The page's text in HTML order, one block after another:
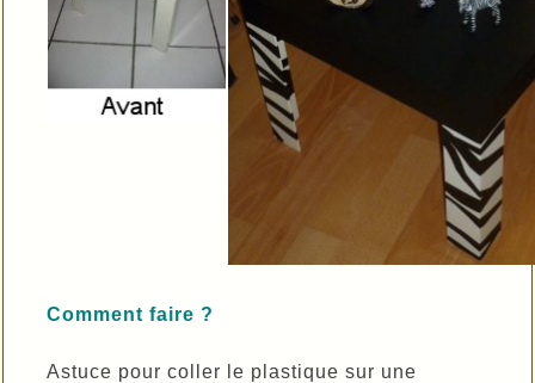
Comment faire ?
Astuce pour coller le plastique sur une